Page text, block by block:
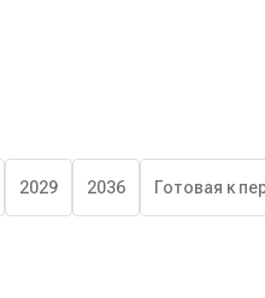
2029 2036 Готовая к